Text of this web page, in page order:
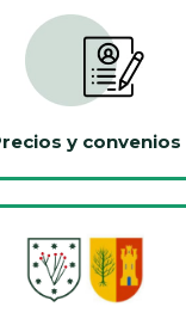
y convenios